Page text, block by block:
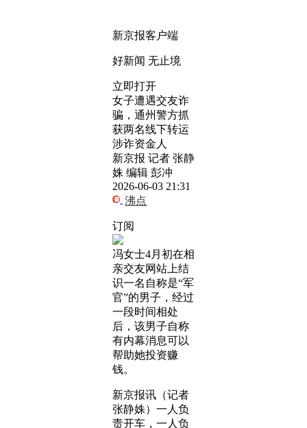
新京报客户端
好新闻 无止境
立即打开
女子遭遇交友诈
骗，通州警方抓
获两名线下转运
涉诈资金人
新京报 记者 张静
姝 编辑 彭冲
2026-06-03 21:31
沸点
订阅
冯女士4月初在相
亲交友网站上结
识一名自称是“军
官”的男子，经过
一段时间相处
后，该男子自称
有内幕消息可以
帮助她投资赚
钱。
新京报讯（记者
张静姝）一人负
责开车，一人负